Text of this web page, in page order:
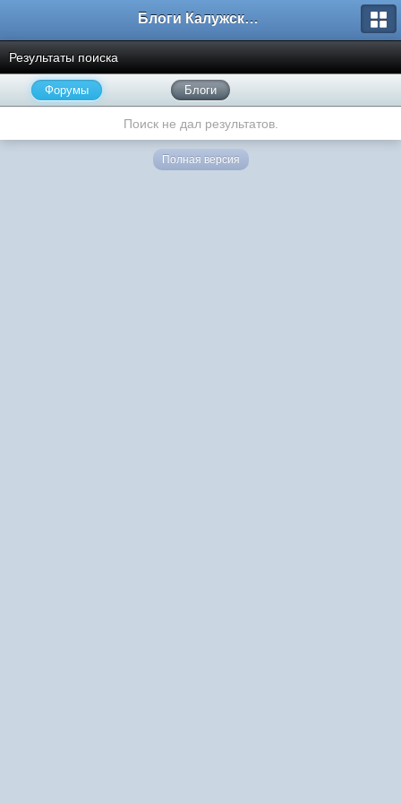
Блоги Калужского перекрестка
Результаты поиска
Форумы Блоги
Поиск не дал результатов.
Полная версия